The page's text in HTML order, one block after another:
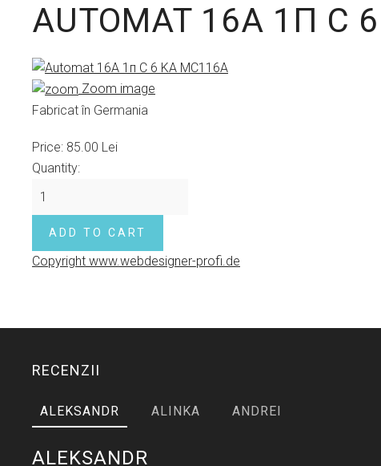
AUTOMAT 16A 1П C
Zoom image
Fabricat în Germania
Price: 85.00 Lei
Quantity:
Copyright www.webdesigner-profi.de
RECENZII
ALEKSANDR ALINKA ANDREI
ALEKSANDR